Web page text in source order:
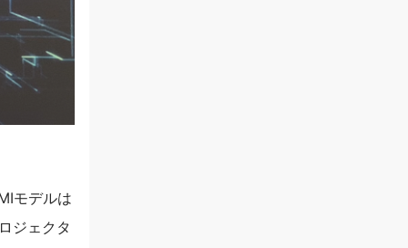
モデルは
ジェクタ